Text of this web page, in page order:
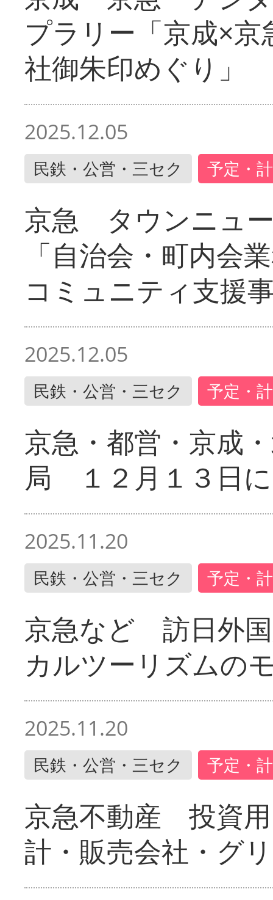
プラリー「京成×
社御朱印めぐり」
2025.12.05
民鉄・公営・三セク 予定・
京急 タウンニュ
「自治会・町内会
コミュニティ支援
2025.12.05
民鉄・公営・三セク 予定・
京急・都営・京成
局 １２月１３日
2025.11.20
民鉄・公営・三セク 予定・
京急など 訪日外
カルツーリズムの
2025.11.20
民鉄・公営・三セク 予定・
京急不動産 投資
計・販売会社・グ